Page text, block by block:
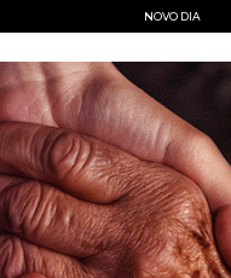
NOVO DIA